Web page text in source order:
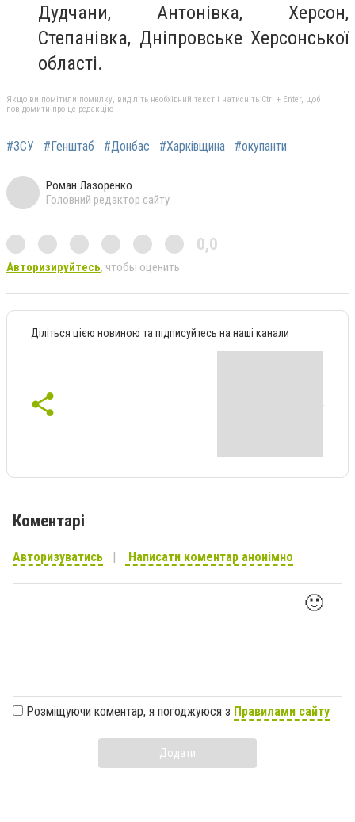
Дудчани, Антонівка, Херсон,
Степанівка, Дніпровське Херсонської
області.
Якщо ви помітили помилку, виділіть необхідний текст і натисніть Ctrl + Enter, щоб
повідомити про це редакцію
#ЗСУ #Генштаб #Донбас #Харківщина #окупанти
Роман Лазоренко
Головний редактор сайту
0,0
Авторизируйтесь, чтобы оценить
Діліться цією новиною та підписуйтесь на наші канали
Коментарі
Авторизуватись Написати коментар анонімно
🙂
Розміщуючи коментар, я погоджуюся з Правилами сайту
Додати